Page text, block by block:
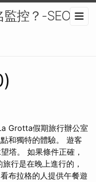
監控？-SEO服
Grotta假期旅行辦公室
和獨特的體驗。 遊客
塔。 如果條件正確，
行是在晚上進行的，
布拉格的人提供午餐遊